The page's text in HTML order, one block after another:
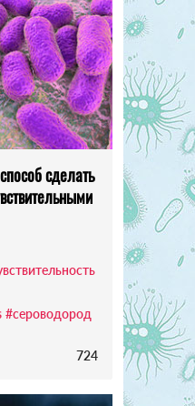
сделать
#сероводород
724